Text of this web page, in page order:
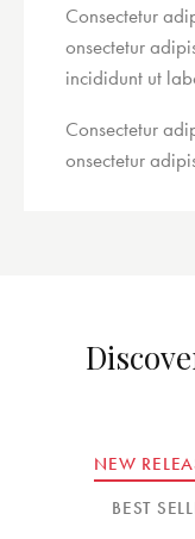
Consectetur
onsectetur
incididunt ut
Consectetur
onsectetur
NEW
BEST